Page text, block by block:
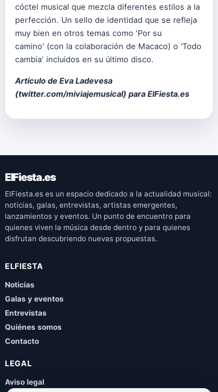
cóctel musical que mezcla diferentes estilos a la
perfección. Un sello de identidad que se refleja
muy bien en otros temas como 'Por su
camino' (con la colaboración de Macaco) o 'Todo
cambia' incluidos en su último disco.
Artículo de Eva Ladevesa
(twitter.com/miviajemusical) para ElFiesta.es
ElFiesta.es
ElFiesta.es es un espacio dedicado a la actualidad musical:
noticias, galas, entrevistas, artistas emergentes,
lanzamientos y eventos. Un punto de encuentro para
quienes viven la música desde dentro y para quienes
disfrutan descubriendo nuevas propuestas.
ELFIESTA
Noticias
Galas y eventos
Entrevistas
Quiénes somos
Contacto
LEGAL
Aviso legal